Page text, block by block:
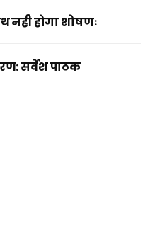
नही होगा शोषणः
सर्वेश पाठक